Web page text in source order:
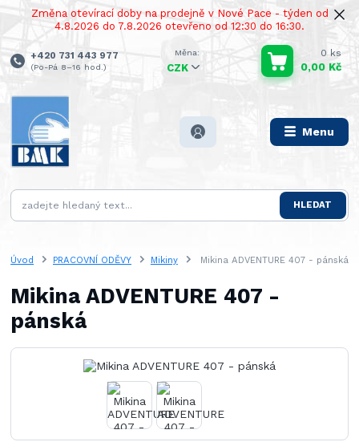
Změna otevírací doby na prodejně v Nové Pace - týden od
4.8.2026 do 7.8.2026 otevřeno od 12:30 do 16:30.
Menu
CZK
HLEDAT
+420 731 443 977
(Po-Pá 8–16 hod.)
0 ks
0,00 Kč
Úvod PRACOVNÍ ODĚVY Mikiny Mikina ADVENTURE 407 - pánská
Mikina ADVENTURE 407 -
pánská